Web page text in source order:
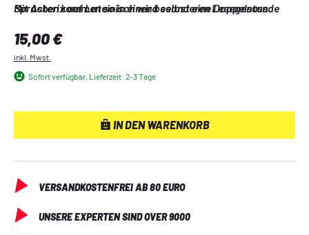
Sprachen kommen so in einen besonderen Lesegenuss.
Mit Asterix auf Lateinisch wird selbst eine Doppelstunde
humorvollen Vergnügen!
Regulärer Preis:
15,00 €
inkl. Mwst.
Sofort verfügbar, Lieferzeit: 2-3 Tage
IN DEN WARENKORB
VERSANDKOSTENFREI AB 80 EURO
UNSERE EXPERTEN SIND OVER 9000